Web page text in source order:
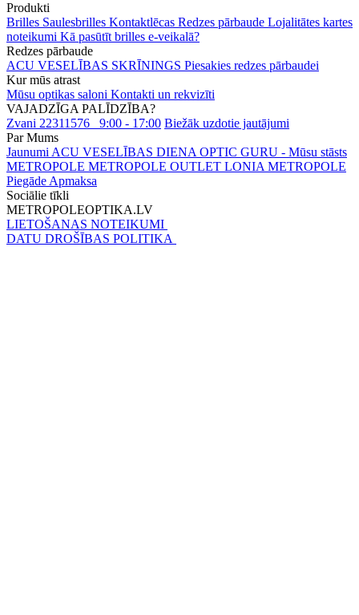
Produkti
Brilles Saulesbrilles Kontaktlēcas Redzes pārbaude Lojalitātes kartes
noteikumi Kā pasūtīt brilles e-veikalā?
Redzes pārbaude
ACU VESELĪBAS SKRĪNINGS Piesakies redzes pārbaudei
Kur mūs atrast
Mūsu optikas saloni Kontakti un rekvizīti
VAJADZĪGA PALĪDZĪBA?
Zvani 22311576 9:00 - 17:00 Biežāk uzdotie jautājumi
Par Mums
JaunumiACU VESELĪBAS DIENAOPTIC GURU - Mūsu stāsts
METROPOLE METROPOLE OUTLET LONIA METROPOLE
PiegādeApmaksa
Sociālie tīkli
METROPOLEOPTIKA.LV
LIETOŠANAS NOTEIKUMI
DATU DROŠĪBAS POLITIKA